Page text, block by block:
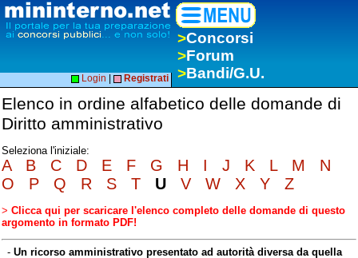
>Concorsi
>Forum
>Bandi/G.U.
Login Registrati
Elenco in ordine alfabetico delle domande di
Diritto amministrativo
Seleziona l'iniziale:
A B C D E F G H I J K L M
N
O
P Q R S T U V W X Y Z
> Clicca qui per scaricare l'elenco completo delle domande di questo
argomento in formato PDF!
- Un ricorso amministrativo presentato ad autorità diversa da quella